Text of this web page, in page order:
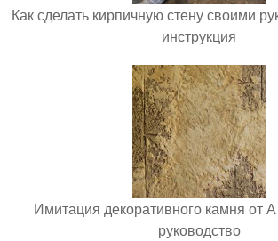
Как сделать кирпичную стену своими
инструкция
Имитация декоративного камня от
руководство